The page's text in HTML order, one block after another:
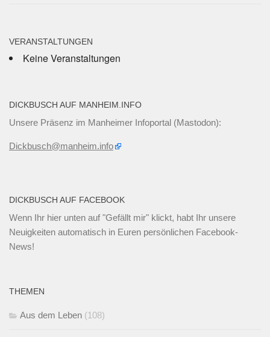
VERANSTALTUNGEN
Keine Veranstaltungen
DICKBUSCH AUF MANHEIM.INFO
Unsere Präsenz im Manheimer Infoportal (Mastodon):
Dickbusch@manheim.info
DICKBUSCH AUF FACEBOOK
Wenn Ihr hier unten auf "Gefällt mir" klickt, habt Ihr unsere
Neuigkeiten automatisch in Euren persönlichen Facebook-
News!
THEMEN
Aus dem Leben (108)